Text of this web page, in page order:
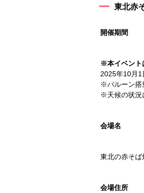
東北赤
開催期間
※本イベント
2025年10月1
※バルーン搭
※天候の状況
会場名
東北の赤そば
会場住所